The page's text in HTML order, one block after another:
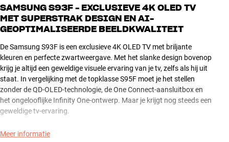
SAMSUNG S93F - EXCLUSIEVE 4K OLED TV
MET SUPERSTRAK DESIGN EN AI-
GEOPTIMALISEERDE BEELDKWALITEIT
De Samsung S93F is een exclusieve 4K OLED TV met briljante
kleuren en perfecte zwartweergave. Met het slanke design bovenop
krijg je altijd een geweldige visuele ervaring van je tv, zelfs als hij uit
staat. In vergelijking met de topklasse S95F moet je het stellen
zonder de QD-OLED-technologie, de One Connect-aansluitbox en
het ongelooflijke Infinity One-ontwerp. Maar je krijgt nog steeds een
geweldige tv-ervaring.
Of je nu films, series, sport of games kijkt, je krijgt altijd de best
Meer informatie